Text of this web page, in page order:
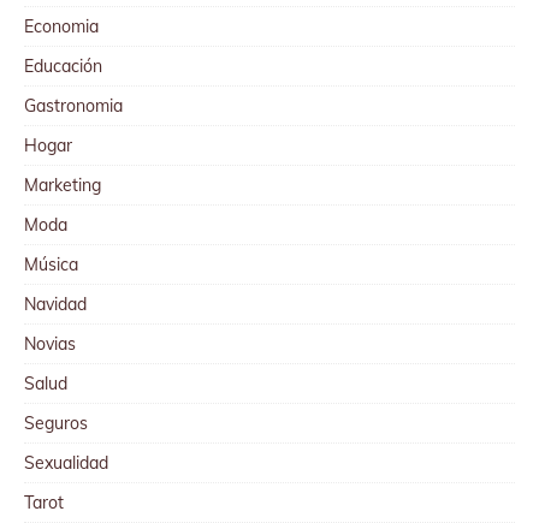
Economia
Educación
Gastronomia
Hogar
Marketing
Moda
Música
Navidad
Novias
Salud
Seguros
Sexualidad
Tarot